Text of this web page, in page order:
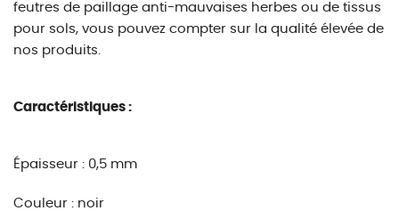
feutres de paillage anti-mauvaises herbes ou de tissus
pour sols, vous pouvez compter sur la qualité élevée de
nos produits.
Caractéristiques :
Épaisseur : 0,5 mm
Couleur : noir